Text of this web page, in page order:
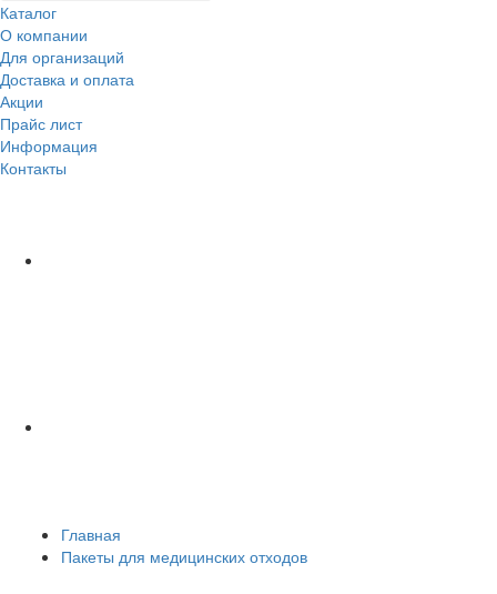
Каталог
О компании
Для организаций
Доставка и оплата
Акции
Прайс лист
Информация
Контакты
Главная
Пакеты для медицинских отходов